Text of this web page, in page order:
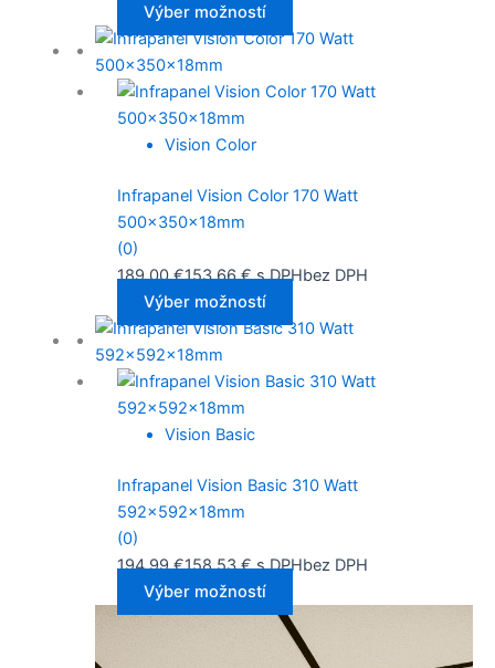
Výber možností
Vision Color
Infrapanel Vision Color 170 Watt
500x350x18mm
(0)
189,00€153,66€ s DPHbez DPH
Výber možností
Vision Basic
Infrapanel Vision Basic 310 Watt
592x592x18mm
(0)
194,99€158,53€ s DPHbez DPH
Výber možností